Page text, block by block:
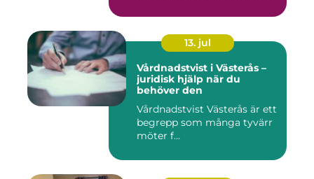
13. jul
Vårdnadstvist i Västerås –
juridisk hjälp när du
behöver den
Vårdnadstvist Västerås är ett
begrepp som många tyvärr
möter f...